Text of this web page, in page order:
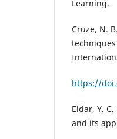
Learning.
Cruze, N.
https://
Eldar, Y.
and its